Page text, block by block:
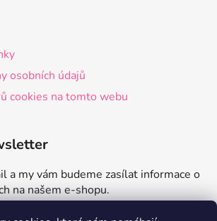
osobních údajů
cookies na tomto webu
a my vám budeme zasílat informace o
na našem e-shopu.